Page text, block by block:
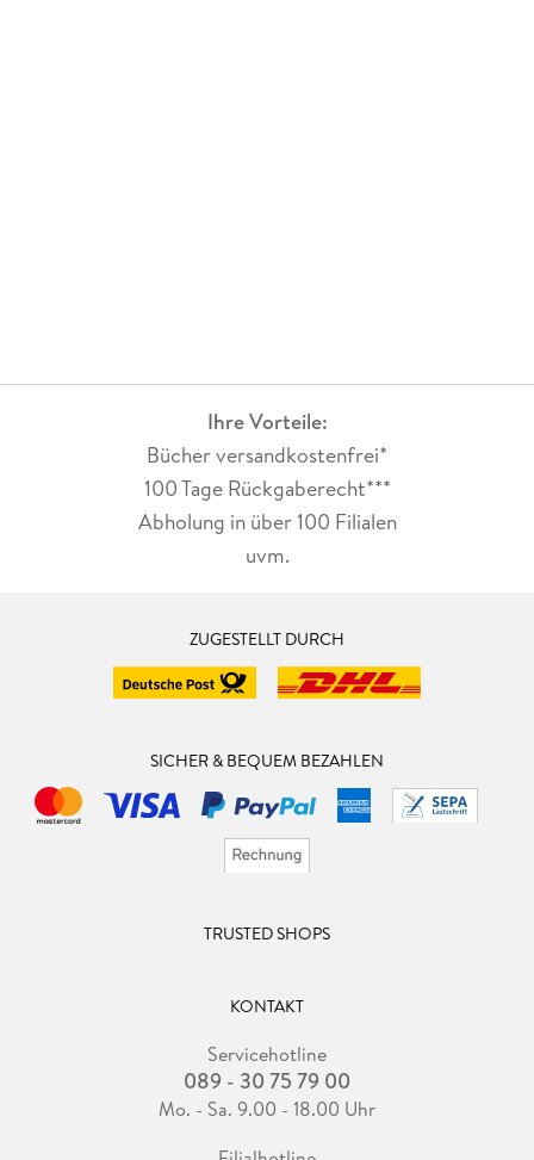
Ihre Vorteile:
Bücher versandkostenfrei*
100 Tage Rückgaberecht***
Abholung in über 100 Filialen
uvm.
ZUGESTELLT DURCH
SICHER & BEQUEM BEZAHLEN
TRUSTED SHOPS
KONTAKT
Servicehotline
089 - 30 75 79 00
Mo. - Sa. 9.00 - 18.00 Uhr